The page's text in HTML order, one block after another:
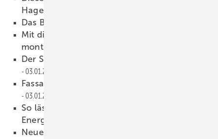
Hagelstürmen
Das Band für alle Fälle
Mit d iesen Produkten auch unter Null
montieren
Der Schlüssel zu mehr Komfort
03.01.2023
Fassadenlüftung der Extraklasse
03.01.2023
So lässt sich mit einem Fensterfalzlüfter
Energie sparen
Neue Meister braucht das Land